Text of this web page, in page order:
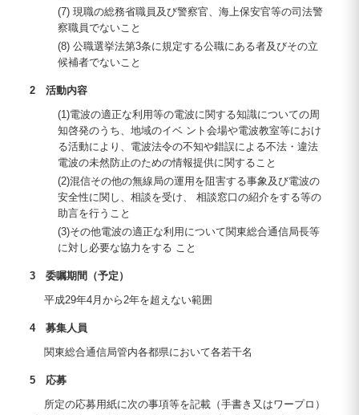
(7) 現職の総務省職員及び警察官、海上保安官等の司法警
察職員でないこと
(8) 公職選挙法第3条に規定する公職にある者及びその立
候補者でないこと
2 活動内容
(1)電波の適正な利用等の電波に関する知識についての周
知啓発のうち、地域のイベ ント会場や電波教室等におけ
る活動により、電波法令の不知や錯誤による不法・違法
電波の未然防止のための情報提供に関すること
(2)混信その他の無線局の運用を阻害する事象及び電波の
安全性に関し、相談を受け、 相談窓口の紹介をする等の
助言を行うこと
(3)その他電波の適正な利用について関東総合通信局長等
に対し必要な協力をする こと
3 委嘱期間（予定）
平成29年4月から2年を超えない範囲
4 募集人員
関東総合通信局管内各都県において各若干名
5 応募
所定の応募用紙に次の事項等を記載（手書き又はワープロ）